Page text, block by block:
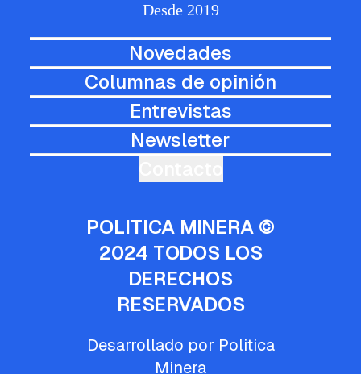
Desde 2019
Novedades
Columnas de opinión
Entrevistas
Newsletter
POLITICA MINERA ©
2024 TODOS LOS
DERECHOS
RESERVADOS
Desarrollado por Politica
Minera